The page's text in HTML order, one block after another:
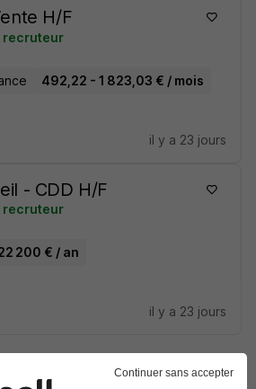
H/F
recruteur
492,22 - 1 823,03 € / mois
il y a 23 jours
- CDD H/F
recruteur
200 € / an
il y a 23 jours
Continuer sans accepter